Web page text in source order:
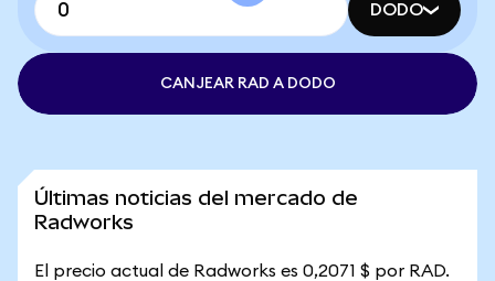
DODO
CANJEAR RAD A DODO
Últimas noticias del mercado de
Radworks
El precio actual de Radworks es 0,2071 $ por RAD.